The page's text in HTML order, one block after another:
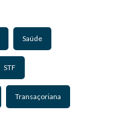
Saúde
STF
Transaçoriana